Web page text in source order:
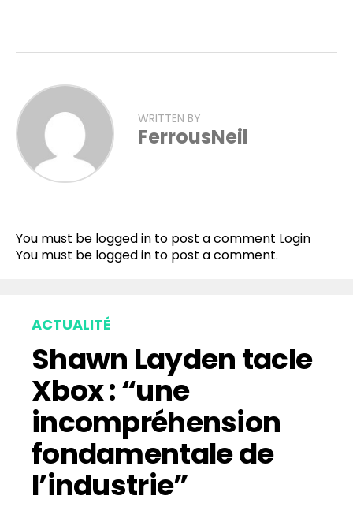
WRITTEN BY
FerrousNeil
You must be logged in to post a comment Login
You must be logged in to post a comment.
ACTUALITÉ
Shawn Layden tacle
Xbox : “une
incompréhension
fondamentale de
l’industrie”